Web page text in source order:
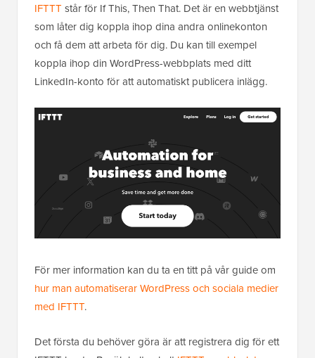
IFTTT står för If This, Then That. Det är en webbtjänst
som låter dig koppla ihop dina andra onlinekonton
och få dem att arbeta för dig. Du kan till exempel
koppla ihop din WordPress-webbplats med ditt
LinkedIn-konto för att automatiskt publicera inlägg.
För mer information kan du ta en titt på vår guide om
hur man automatiserar WordPress och sociala medier
med IFTTT.
Det första du behöver göra är att registrera dig för ett